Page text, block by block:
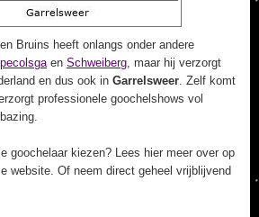
Bruins heeft onlangs onder andere
en Schweiberg, maar hij verzorgt
en dus ook in Garrelsweer. Zelf komt
professionele goochelshows vol
goochelaar kiezen? Lees hier meer over op
website. Of neem direct geheel vrijblijvend